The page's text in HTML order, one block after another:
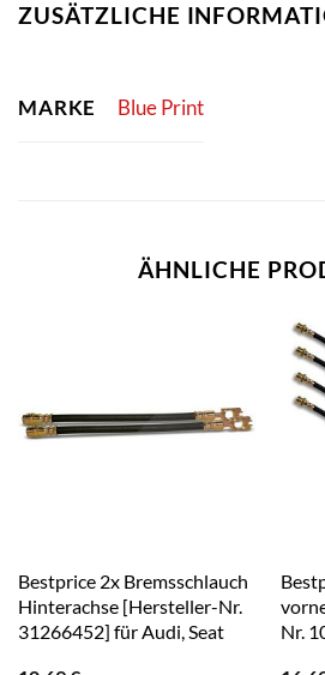
ZUSÄTZLICHE
MARKE Blue Print
ÄHNLICHE
Bestprice 2x Bremsschlauch
Hinterachse [Hersteller-Nr.
31266452] für Audi, Seat
Nr.